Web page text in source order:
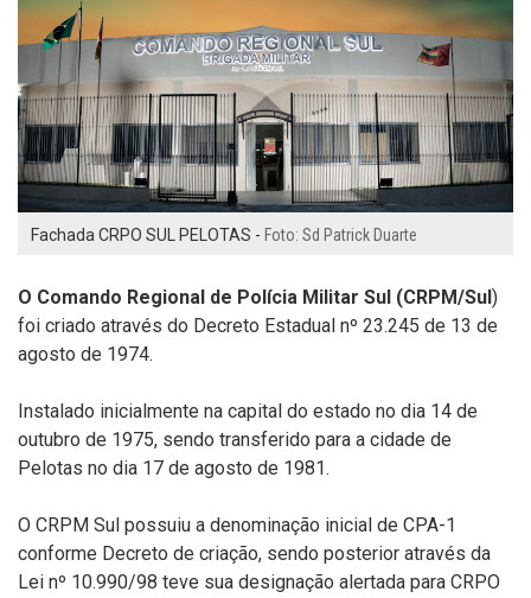
Fachada CRPO SUL PELOTAS - Foto: Sd Patrick Duarte
O Comando Regional de Polícia Militar Sul (CRPM/Sul)
foi criado através do Decreto Estadual nº 23.245 de 13 de
agosto de 1974.
Instalado inicialmente na capital do estado no dia 14 de
outubro de 1975, sendo transferido para a cidade de
Pelotas no dia 17 de agosto de 1981.
O CRPM Sul possuiu a denominação inicial de CPA-1
conforme Decreto de criação, sendo posterior através da
Lei nº 10.990/98 teve sua designação alertada para CRPO